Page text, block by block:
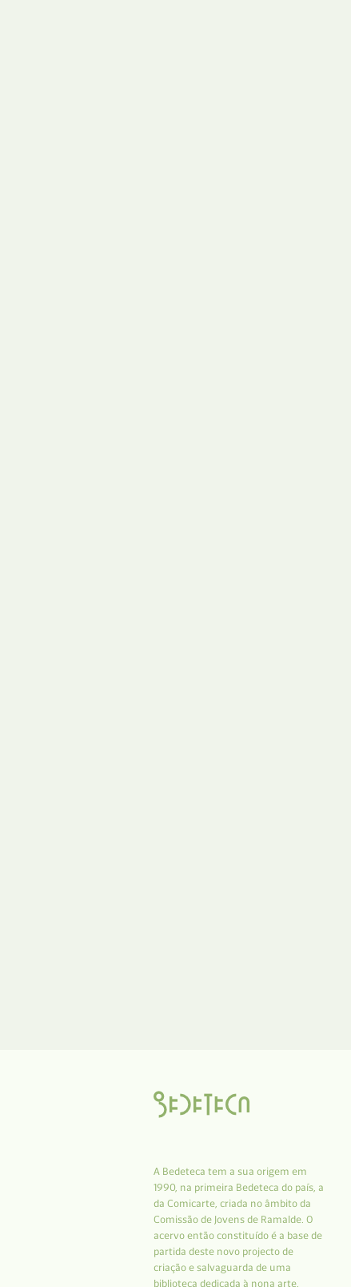
A Bedeteca tem a sua origem em
1990, na primeira Bedeteca do país, a
da Comicarte, criada no âmbito da
Comissão de Jovens de Ramalde. O
acervo então constituído é a base de
partida deste novo projecto de
criação e salvaguarda de uma
biblioteca dedicada à nona arte.